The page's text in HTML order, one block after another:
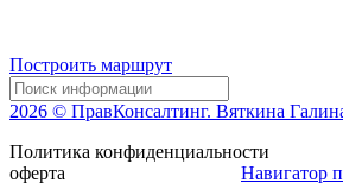
Построить маршрут
2026 © ПравКонсалтинг. Вяткина
Политика
оферта Навигатор